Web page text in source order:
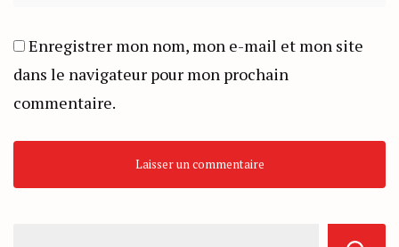
Enregistrer mon nom, mon e-mail et mon site
dans le navigateur pour mon prochain
commentaire.